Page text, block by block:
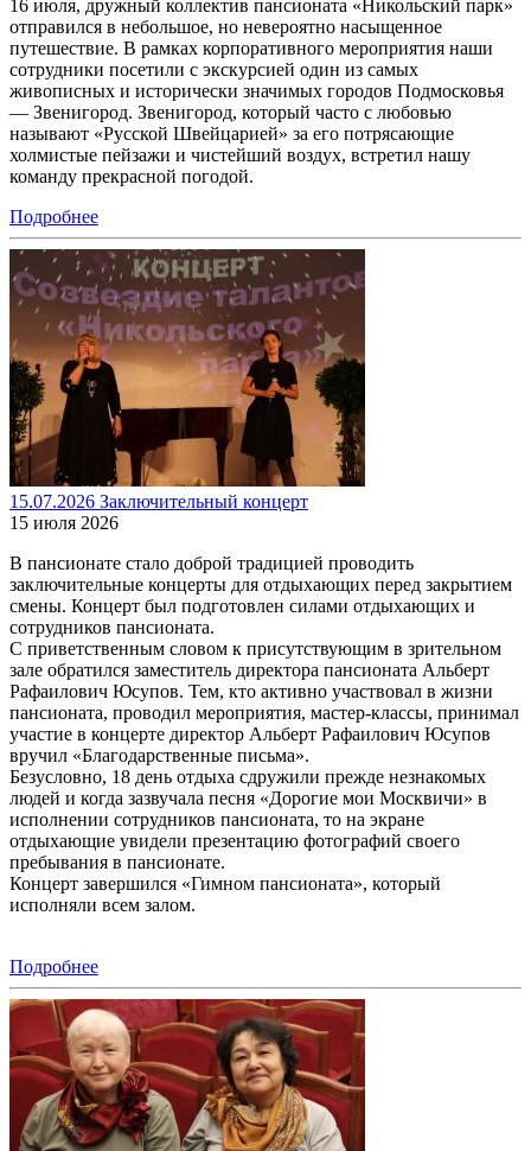
16 июля, дружный коллектив пансионата «Никольский парк»
отправился в небольшое, но невероятно насыщенное
путешествие. В рамках корпоративного мероприятия наши
сотрудники посетили с экскурсией один из самых
живописных и исторически значимых городов Подмосковья
— Звенигород. Звенигород, который часто с любовью
называют «Русской Швейцарией» за его потрясающие
холмистые пейзажи и чистейший воздух, встретил нашу
команду прекрасной погодой.
Подробнее
15.07.2026 Заключительный концерт
15 июля 2026
В пансионате стало доброй традицией проводить
заключительные концерты для отдыхающих перед закрытием
смены. Концерт был подготовлен силами отдыхающих и
сотрудников пансионата.
С приветственным словом к присутствующим в зрительном
зале обратился заместитель директора пансионата Альберт
Рафаилович Юсупов. Тем, кто активно участвовал в жизни
пансионата, проводил мероприятия, мастер-классы, принимал
участие в концерте директор Альберт Рафаилович Юсупов
вручил «Благодарственные письма».
Безусловно, 18 день отдыха сдружили прежде незнакомых
людей и когда зазвучала песня «Дорогие мои Москвичи» в
исполнении сотрудников пансионата, то на экране
отдыхающие увидели презентацию фотографий своего
пребывания в пансионате.
Концерт завершился «Гимном пансионата», который
исполняли всем залом.
Подробнее